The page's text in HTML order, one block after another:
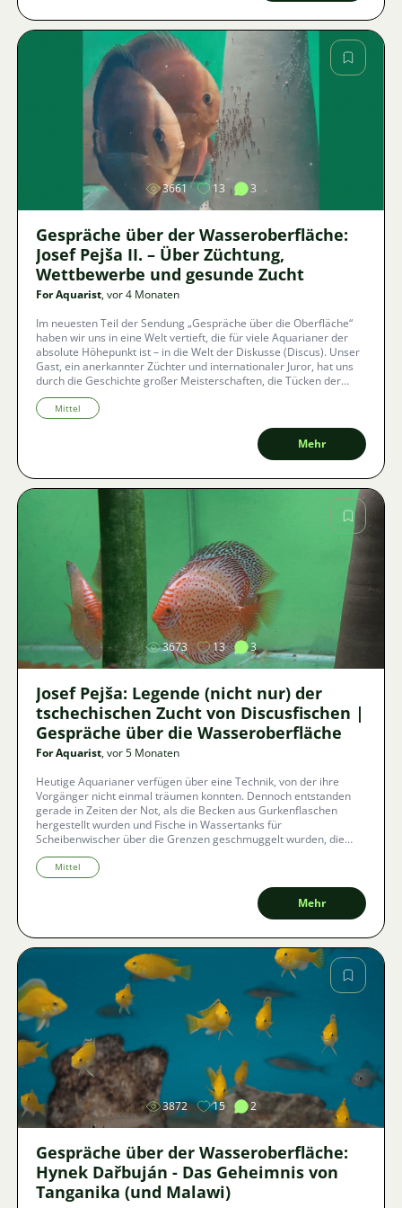
Bild
3661 13 3
Gespräche über der Wasseroberfläche:
Josef Pejša II. – Über Züchtung,
Wettbewerbe und gesunde Zucht
For Aquarist, vor 4 Monaten
Im neuesten Teil der Sendung „Gespräche über die Oberfläche“
haben wir uns in eine Welt vertieft, die für viele Aquarianer der
absolute Höhepunkt ist – in die Welt der Diskusse (Discus). Unser
Gast, ein anerkannter Züchter und internationaler Juror, hat uns
durch die Geschichte großer Meisterschaften, die Tücken der
asiatischen Zucht und faszinierende Details aus ihrer natürlichen
Aufzucht geführt.
Mittel
Mehr
Bild
3673 13 3
Josef Pejša: Legende (nicht nur) der
tschechischen Zucht von Discusfischen |
Gespräche über die Wasseroberfläche
For Aquarist, vor 5 Monaten
Heutige Aquarianer verfügen über eine Technik, von der ihre
Vorgänger nicht einmal träumen konnten. Dennoch entstanden
gerade in Zeiten der Not, als die Becken aus Gurkenflaschen
hergestellt wurden und Fische in Wassertanks für
Scheibenwischer über die Grenzen geschmuggelt wurden, die
größten Züchterlegenden. Eine davon ist Josef Pejša. In unserem
Gespräch wird er uns auf eine faszinierende Reise von den ersten
Guppys in fünf Liter „Elementen“ bis hin zu absolutem Sieg in der
königlichen Disziplin – der Züchtung von Diskusfischen –
mitnehmen. Wie entsteht weltweiter Erfolg aus purer
Mittel
Mehr
Bild
3872 15 2
Gespräche über der Wasseroberfläche:
Hynek Dařbuján - Das Geheimnis von
Tanganika (und Malawi)